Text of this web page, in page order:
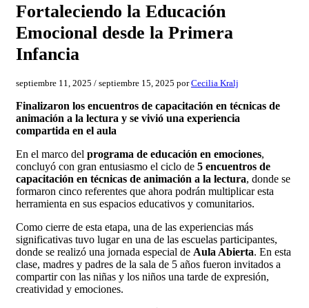
Fortaleciendo la Educación
Emocional desde la Primera
Infancia
septiembre 11, 2025 / septiembre 15, 2025 porCecilia Kralj
Finalizaron los encuentros de capacitación en técnicas de
animación a la lectura y se vivió una experiencia
compartida en el aula
En el marco del programa de educación en emociones,
concluyó con gran entusiasmo el ciclo de 5 encuentros de
capacitación en técnicas de animación a la lectura, donde se
formaron cinco referentes que ahora podrán multiplicar esta
herramienta en sus espacios educativos y comunitarios.
Como cierre de esta etapa, una de las experiencias más
significativas tuvo lugar en una de las escuelas participantes,
donde se realizó una jornada especial de Aula Abierta. En esta
clase, madres y padres de la sala de 5 años fueron invitados a
compartir con las niñas y los niños una tarde de expresión,
creatividad y emociones.